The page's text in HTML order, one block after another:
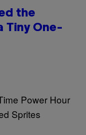
the
Tiny One-